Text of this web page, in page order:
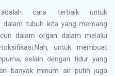
adalah cara terbaik untuk
tubuh kita yang memang
dalam organ dalam melalui
untuk membuat
selain dengan tidur yang
banyak minum air putih juga